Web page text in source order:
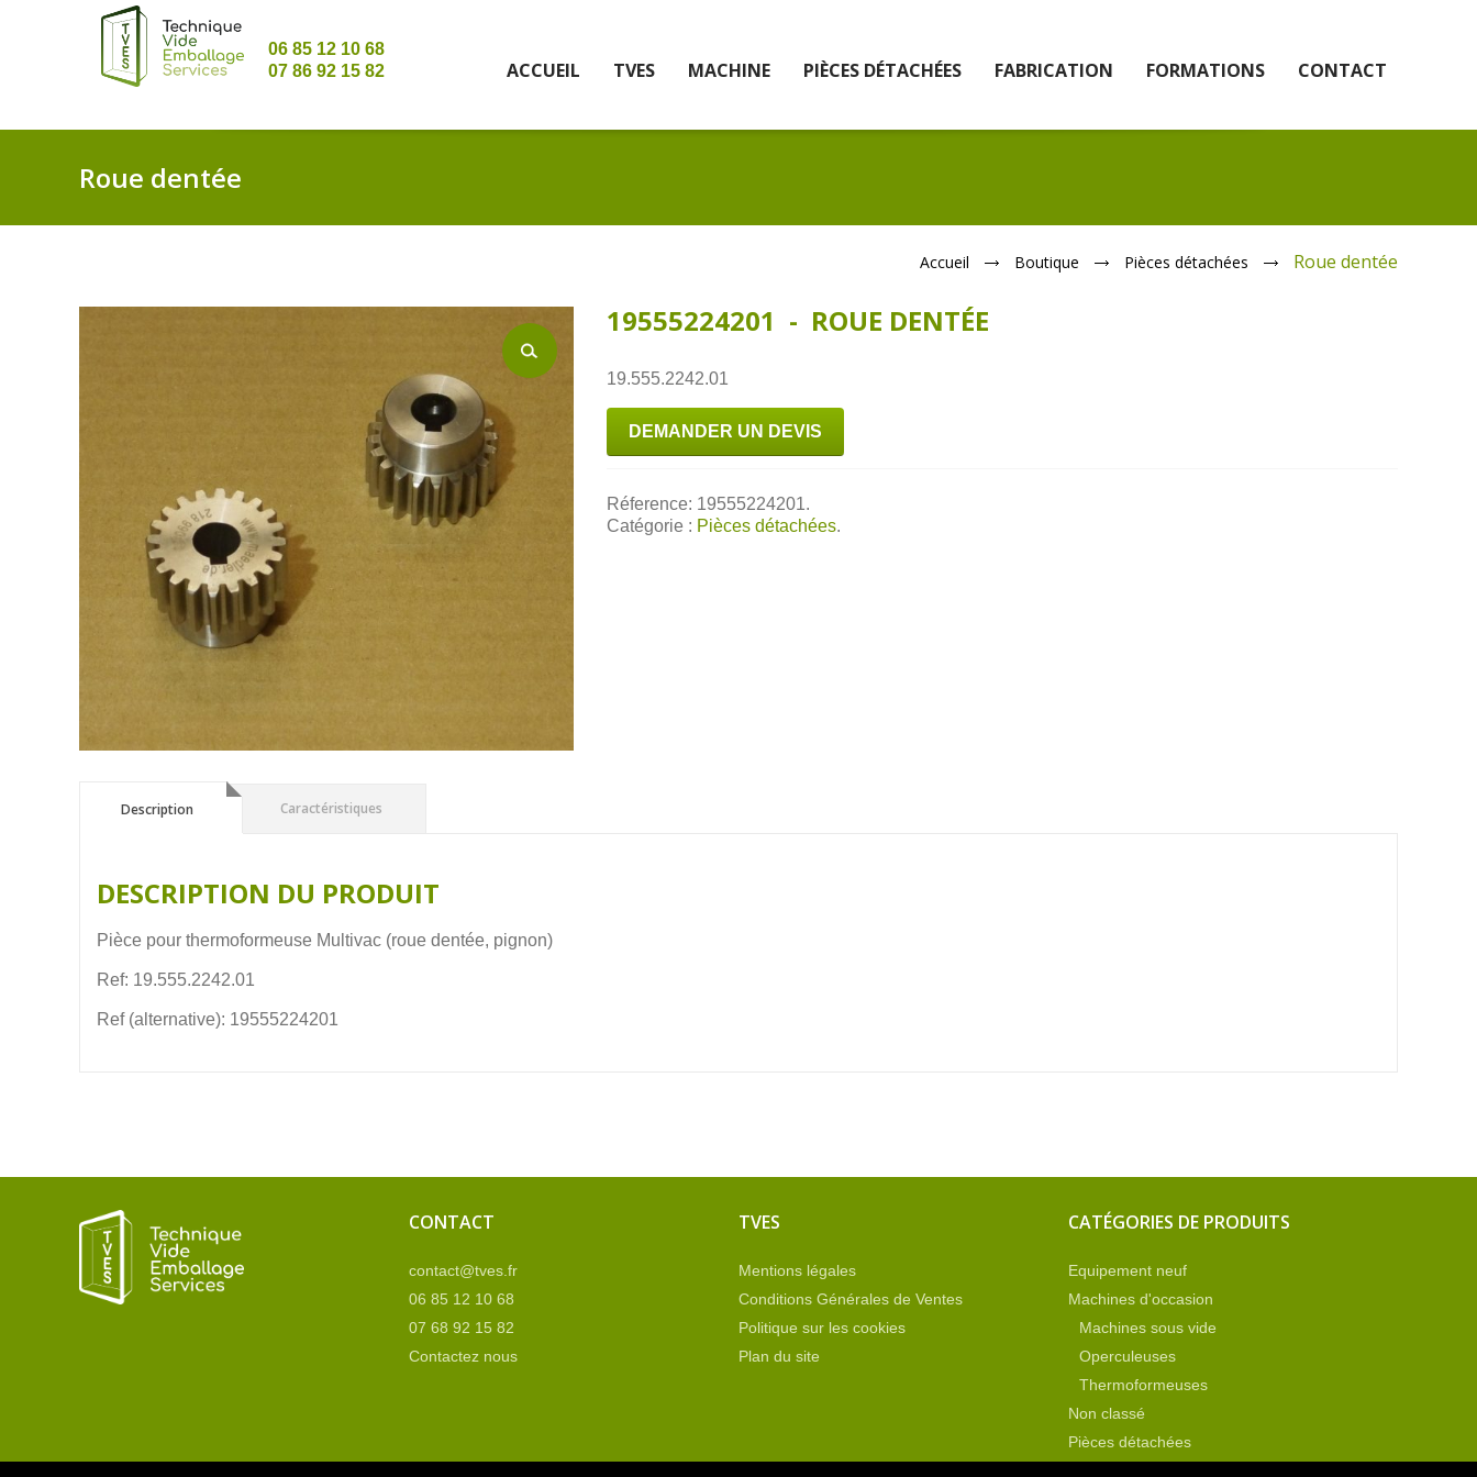
06 85 12 10 68
07 86 92 15 82
ACCUEIL TVES MACHINE PIÈCES DÉTACHÉES FABRICATION FORMATIONS CONTACT
Roue dentée
Accueil Boutique Pièces détachées Roue dentée
19555224201 - ROUE DENTÉE
19.555.2242.01
DEMANDER UN DEVIS
Réference: 19555224201.
Catégorie : Pièces détachées.
Description
Description Caractéristiques
DESCRIPTION DU PRODUIT
Pièce pour thermoformeuse Multivac (roue dentée, pignon)
Ref: 19.555.2242.01
Ref (alternative): 19555224201
CONTACT
contact@tves.fr
06 85 12 10 68
07 68 92 15 82
Contactez nous
TVES
Mentions légales
Conditions Générales de Ventes
Politique sur les cookies
Plan du site
CATÉGORIES DE PRODUITS
Equipement neuf
Machines d'occasion
Machines sous vide
Operculeuses
Thermoformeuses
Non classé
Pièces détachées